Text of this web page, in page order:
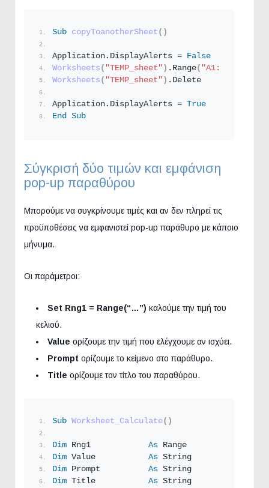
Sub copyToanotherSheet ()
Application. DisplayAlerts =
False
Worksheets ( "TEMP_sheet" ) . Range( "A1:AA10000"
Worksheets ( "TEMP_sheet" ) . Delete
Application. DisplayAlerts = True
End
Sub
Σύγκρισή δύο τιμών και εμφάνιση
pop-up παραθύρου
Μπορούμε να συγκρίνουμε τιμές και αν δεν πληρεί τις
προϋποθέσεις να εμφανιστεί pop-up παράθυρο με κάποιο
μήνυμα.
Οι παράμετροι:
Set Rng1 = Range(“…”) καλούμε την τιμή του
κελιού.
Value ορίζουμε την τιμή που ελέγχουμε αν ισχύει.
Prompt ορίζουμε το κείμενο στο παράθυρο.
Title ορίζουμε τον τίτλο του παραθύρου.
Sub Worksheet_Calculate()
Dim Rng1 As Range
Dim Value As String
Dim Prompt As String
Dim Title As String